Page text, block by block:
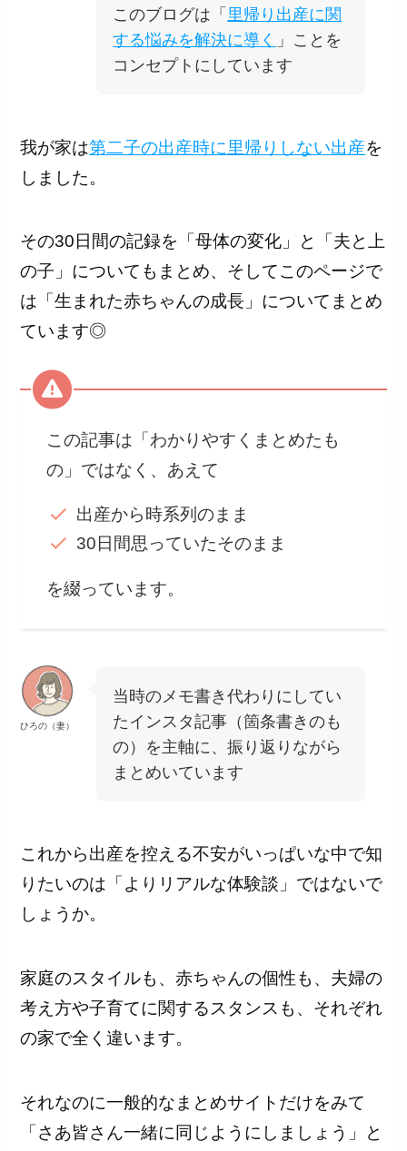
このブログは「 里帰り出産に関
する悩みを解決に導く 」ことを
コンセプトにしています
我が家は第二子の出産時に里帰りしない出産を
しました。
その30日間の記録を「母体の変化」と「夫と上
の子」についてもまとめ、そしてこのページで
は「生まれた赤ちゃんの成長」についてまとめ
ています◎
この記事は「わかりやすくまとめたも
の」ではなく、あえて
出産から時系列のまま
30日間思っていたそのまま
を綴っています。
ひろの（妻）
当時のメモ書き代わりにしてい
たインスタ記事（箇条書きのも
の）を主軸に、振り返りながら
まとめいています
これから出産を控える不安がいっぱいな中で知
りたいのは「よりリアルな体験談」ではないで
しょうか。
家庭のスタイルも、赤ちゃんの個性も、夫婦の
考え方や子育てに関するスタンスも、それぞれ
の家で全く違います。
それなのに一般的なまとめサイトだけをみて
「さあ皆さん一緒に同じようにしましょう」と